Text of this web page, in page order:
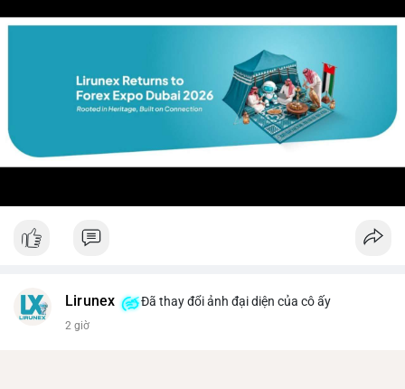
Lirunex Đã thay đổi ảnh đại diện của cô ấy
2 giờ